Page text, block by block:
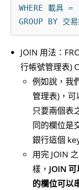
WHERE 載具
JOIN 用法：
行帳號管理表)
例如說，我
管理表)，可
只要兩個表
同的欄位是
銀行這個
用完 JOIN
樣， JOIN
的欄位可以